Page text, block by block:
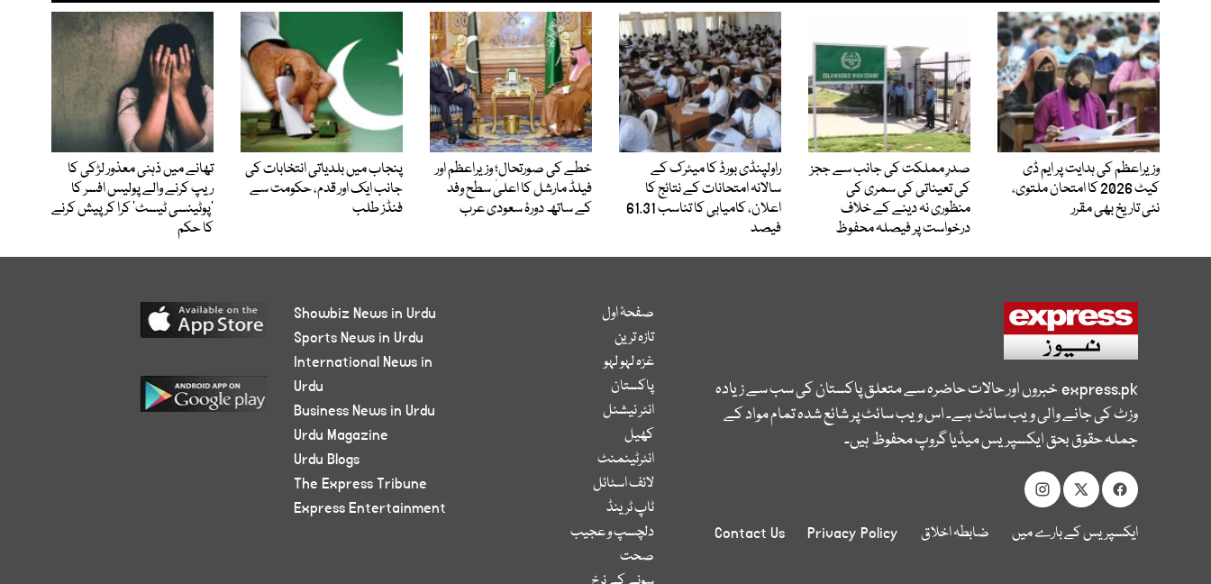
وزیراعظم کی ہدایت پر ایم ڈی
کیٹ 2026 کا امتحان ملتوی،
نئی تاریخ بھی مقرر
صدرِ مملکت کی جانب سے ججز
کی تعیناتی کی سمری کی
منظوری نہ دینے کے خلاف
درخواست پر فیصلہ محفوظ
راولپنڈی بورڈ کا میٹرک کے
سالانہ امتحانات کے نتائج کا
اعلان، کامیابی کا تناسب 61.31
فیصد
خطے کی صورتحال؛ وزیراعظم اور
فیلڈ مارشل کا اعلیٰ سطح وفد
کے ساتھ دورۂ سعودی عرب
پنجاب میں بلدیاتی انتخابات کی
جانب ایک اور قدم، حکومت سے
فنڈز طلب
تھانے میں ذہنی معذور لڑکی کا
ریپ کرنے والے پولیس افسر کا
’پوٹینسی ٹیسٹ‘ کرا کر پیش کرنے
کا حکم
express.pkخبروں اور حالات حاضرہ سے متعلق پاکستان کی سب سے زیادہ
وزٹ کی جانے والی ویب سائٹ ہے۔ اس ویب سائٹ پر شائع شدہ تمام مواد کے
جملہ حقوق بحق ایکسپریس میڈیا گروپ محفوظ ہیں۔
ایکسپریس کے بارے میں ضابطہ اخلاق Privacy Policy
Contact Us
صفحۂ اول
تازہ ترین
غزہ لہو لہو
پاکستان
انٹر نیشنل
کھیل
انٹرٹینمنٹ
لائف اسٹائل
ٹاپ ٹرینڈ
دلچسپ و عجیب
صحت
Showbiz News in Urdu
Sports News in Urdu
International News in
Urdu
Business News in Urdu
Urdu Magazine
Urdu Blogs
The Express Tribune
Express Entertainment